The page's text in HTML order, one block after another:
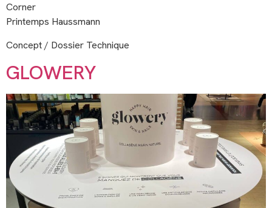
Corner
Printemps Haussmann
Concept / Dossier Technique
GLOWERY